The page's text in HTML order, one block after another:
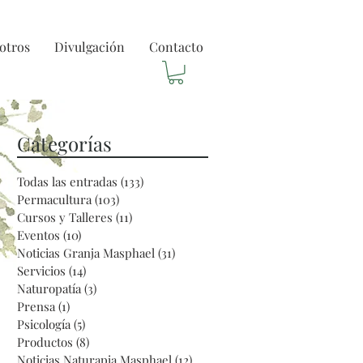
Divulgación Contacto
Categorías
Todas las entradas (133)
Permacultura (103)
Cursos y Talleres (11)
Eventos (10)
Noticias Granja Masphael (31)
Servicios (14)
Naturopatía (3)
Prensa (1)
Psicología (5)
Productos (8)
Noticias Naturapia Masphael (12)